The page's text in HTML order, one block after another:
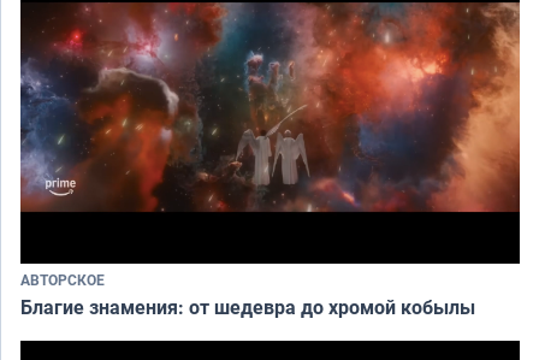
АВТОРСКОЕ
Благие знамения: от шедевра до хромой кобылы